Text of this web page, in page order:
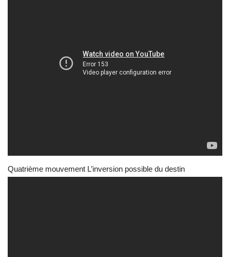
Quatrième mouvement L’inversion possible du destin